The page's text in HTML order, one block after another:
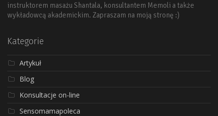
instruktorem masażu Shantala, konsultantem Memoli a także
wykładowcą akademickim. Zapraszam na moją stronę :)
Kategorie
Artykuł
Blog
Konsultacje on-line
Sensomamapoleca